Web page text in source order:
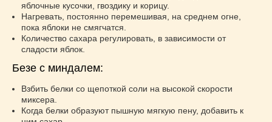
яблочные кусочки, гвоздику и корицу.
Нагревать, постоянно перемешивая, на среднем огне,
пока яблоки не смягчатся.
Количество сахара регулировать, в зависимости от
сладости яблок.
Безе с миндалем:
Взбить белки со щепоткой соли на высокой скорости
миксера.
Когда белки образуют пышную мягкую пену, добавить к